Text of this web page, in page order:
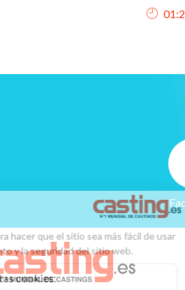
hacer que el sitio sea más fácil de usar
y la seguridad del sitio web.
cookies: